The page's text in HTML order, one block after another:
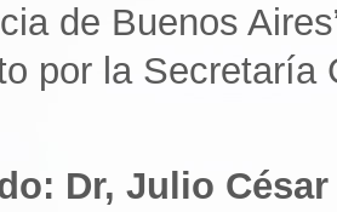
de Buenos
por la Secretaría
Dr, Julio